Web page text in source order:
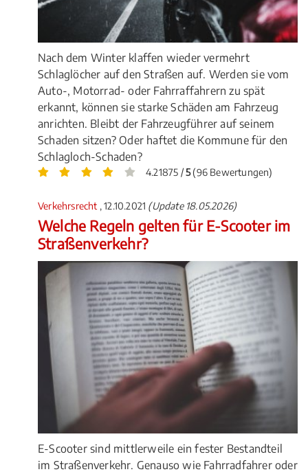
Nach dem Winter klaffen wieder vermehrt
Schlaglöcher auf den Straßen auf. Werden sie vom
Auto-, Motorrad- oder Fahrraffahrern zu spät
erkannt, können sie starke Schäden am Fahrzeug
anrichten. Bleibt der Fahrzeugführer auf seinem
Schaden sitzen? Oder haftet die Kommune für den
Schlagloch-Schaden?
4.21875 /5(96 Bewertungen)
Verkehrsrecht , 12.10.2021 (Update 18.05.2026)
Welche Regeln gelten für E-Scooter im
Straßenverkehr?
E-Scooter sind mittlerweile ein fester Bestandteil
im Straßenverkehr. Genauso wie Fahrradfahrer oder